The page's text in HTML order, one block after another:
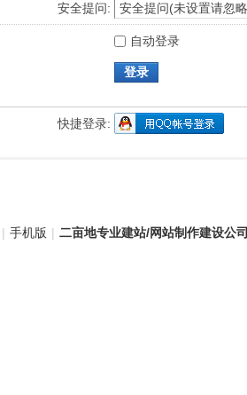
安全提问:
自动登录
登录
快捷登录:
| 手机版 | 二亩地专业建站/网站制作建设公司